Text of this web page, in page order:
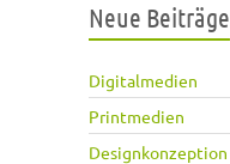
Neue Beiträge
Digitalmedien
Printmedien
Designkonzeption